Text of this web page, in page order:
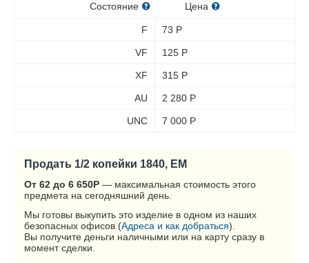
Состояние Цена
F 73 Р
VF 125 Р
XF 315 Р
AU 2 280 Р
UNC 7 000 Р
Продать 1/2 копейки 1840, ЕМ
От 62 до 6 650Р — максимальная стоимость этого
предмета на сегодняшний день.
Мы готовы выкупить это изделие в одном из наших
безопасных офисов (Адреса и как добраться).
Вы получите деньги наличными или на карту сразу в
момент сделки.